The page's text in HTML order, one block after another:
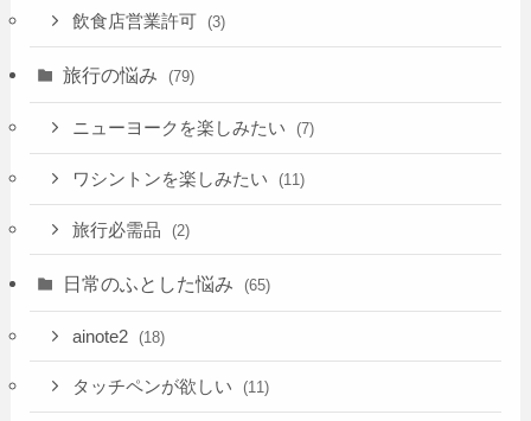
飲食店営業許可 (3)
旅行の悩み (79)
ニューヨークを楽しみたい (7)
ワシントンを楽しみたい (11)
旅行必需品 (2)
日常のふとした悩み (65)
ainote2 (18)
タッチペンが欲しい (11)